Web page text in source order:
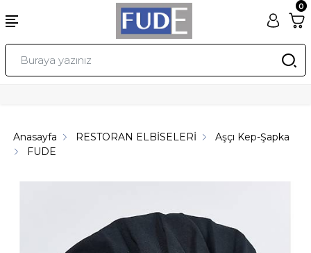
0
Anasayfa RESTORAN ELBİSELERİ
Aşçı Kep-Şapka
FUDE